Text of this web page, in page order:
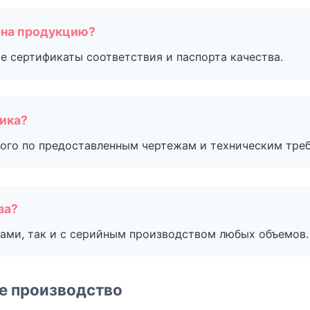
продукцию?
соответствия и паспорта качества.
по предоставленным чертежам и техническим
так и с серийным производством любых объемов.
производство